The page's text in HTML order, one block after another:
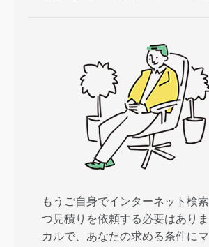
もうご自身でインターネット検
つ見積りを依頼する必要はあり
カルで、あなたの求める条件に